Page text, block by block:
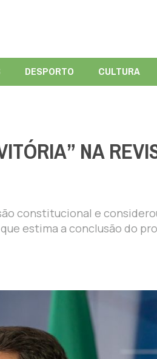
DESPORTO CULTURA
NA
constitucional e
estima a conclusão do